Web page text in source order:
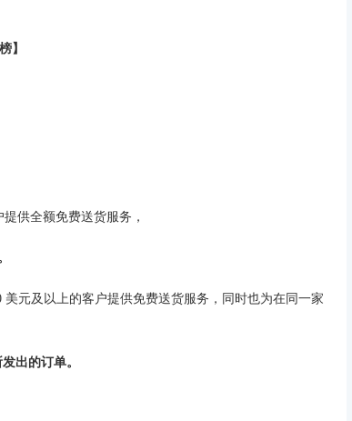
】
供全额免费送货服务，
元及以上的客户提供免费送货服务，同时也为在同一家
出的订单。